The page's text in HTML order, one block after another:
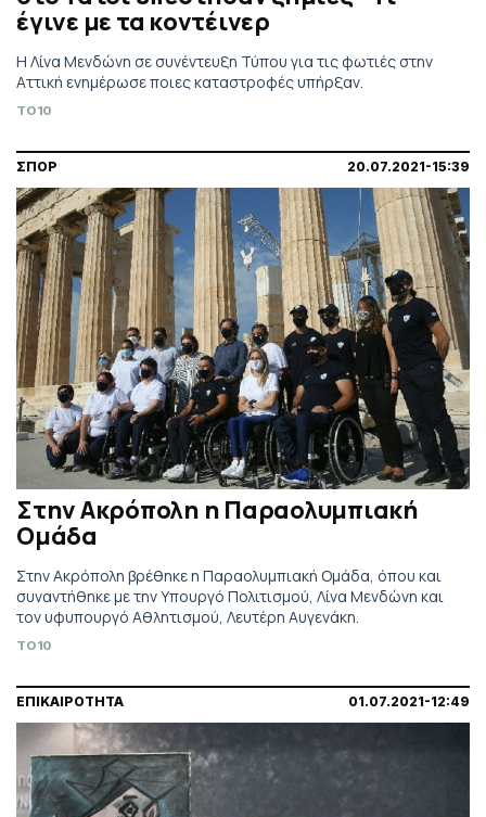
έγινε με τα κοντέινερ
Η Λίνα Μενδώνη σε συνέντευξη Τύπου για τις φωτιές στην
Αττική ενημέρωσε ποιες καταστροφές υπήρξαν.
TO10
ΣΠΟΡ 20.07.2021-15:39
Στην Ακρόπολη η Παραολυμπιακή
Ομάδα
Στην Ακρόπολη βρέθηκε η Παραολυμπιακή Ομάδα, όπου και
συναντήθηκε με την Υπουργό Πολιτισμού, Λίνα Μενδώνη και
τον υφυπουργό Αθλητισμού, Λευτέρη Αυγενάκη.
TO10
ΕΠΙΚΑΙΡΟΤΗΤΑ 01.07.2021-12:49